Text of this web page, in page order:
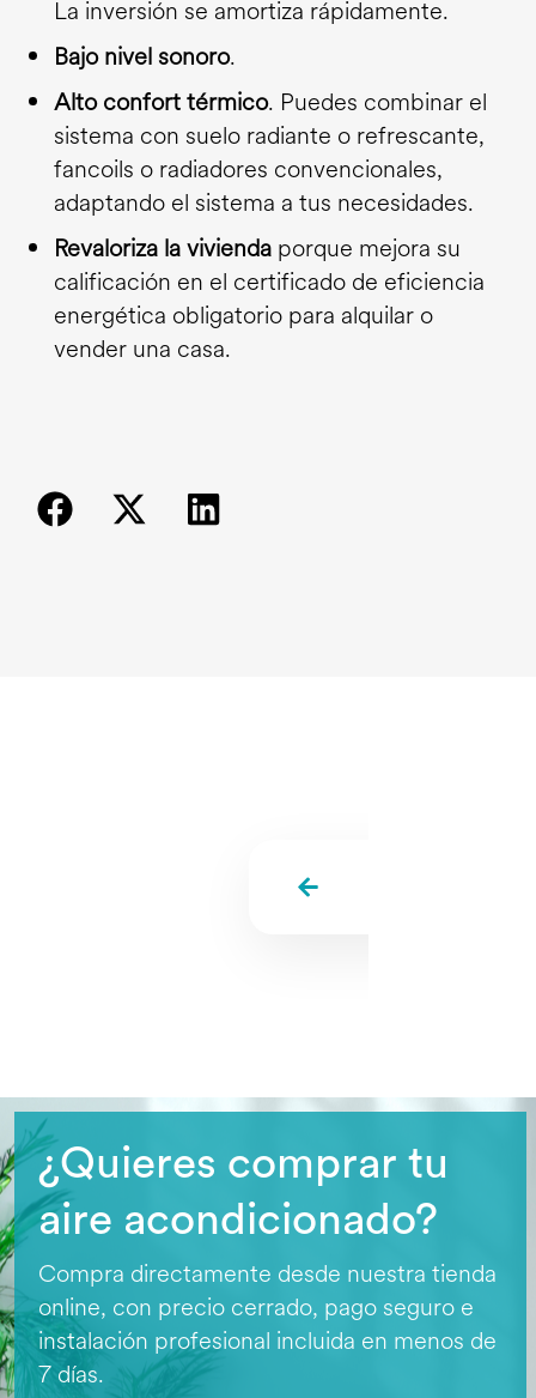
La inversión se amortiza rápidamente.
Bajo nivel sonoro.
Alto confort térmico. Puedes combinar el
sistema con suelo radiante o refrescante,
fancoils o radiadores convencionales,
adaptando el sistema a tus necesidades.
Revaloriza la vivienda porque mejora su
calificación en el certificado de eficiencia
energética obligatorio para alquilar o
vender una casa.
¿Quieres comprar tu
aire acondicionado?
Compra directamente desde nuestra tienda
online, con precio cerrado, pago seguro e
instalación profesional incluida en menos de
7 días.